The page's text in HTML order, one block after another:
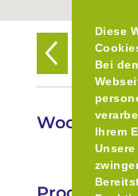
Diese
Bei
Ihrem